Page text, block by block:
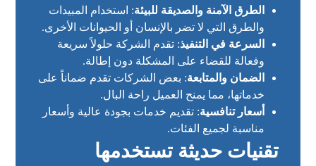
الطرق الآمنة والصديقة للبيئة: استخدام المبيدات
والطرق التي لا تضر بالإنسان أو الحيوانات الأخرى.
السرعة في التنفيذ: تقدم الشركة حلولاً سريعة
وفعالة للقضاء على المشكلة دون إطالة.
الضمان والمتابعة: بعض الشركات تقدم ضماناً على
خدماتها، مما يمنح العميل راحة البال.
أسعار تنافسية: تقديم خدمات بجودة عالية وأسعار
مناسبة لجميع الفئات.
تقنيات حديثة تستخدمها